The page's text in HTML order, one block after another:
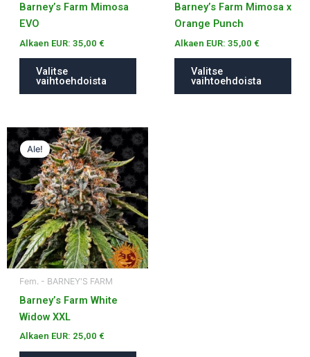
Barney’s Farm Mimosa
EVO
Alkaen EUR: 35,00 €
Valitse
vaihtoehdoista
Barney’s Farm Mimosa x
Orange Punch
Alkaen EUR: 35,00 €
Valitse
vaihtoehdoista
Ale!
Fem. - BARNEY'S FARM
Barney’s Farm White
Widow XXL
Alkaen EUR: 25,00 €
Tällä
tuotteella
on
useampi
muunnelma.
Voit
tehdä
valinnat
tuotteen
sivulla.